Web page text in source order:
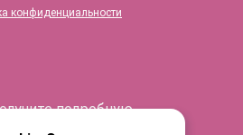
конфиденциальности
подробную